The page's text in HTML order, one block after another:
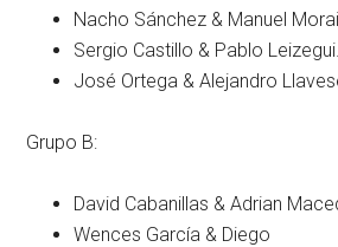
Nacho Sánchez & Manuel
Sergio Castillo & Pablo Leizegui.
José Ortega & Alejandro
Grupo B:
David Cabanillas & Adrian
Wences García & Diego